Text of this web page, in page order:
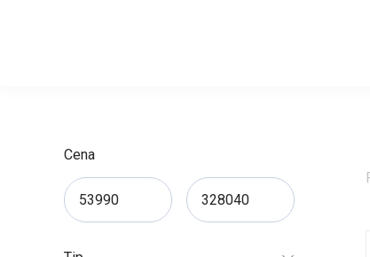
Cena